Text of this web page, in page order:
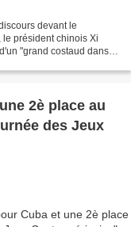
devant le
président chinois Xi
"grand costaud dans
2è place au
des Jeux